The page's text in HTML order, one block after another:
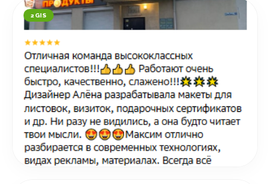
2GIS